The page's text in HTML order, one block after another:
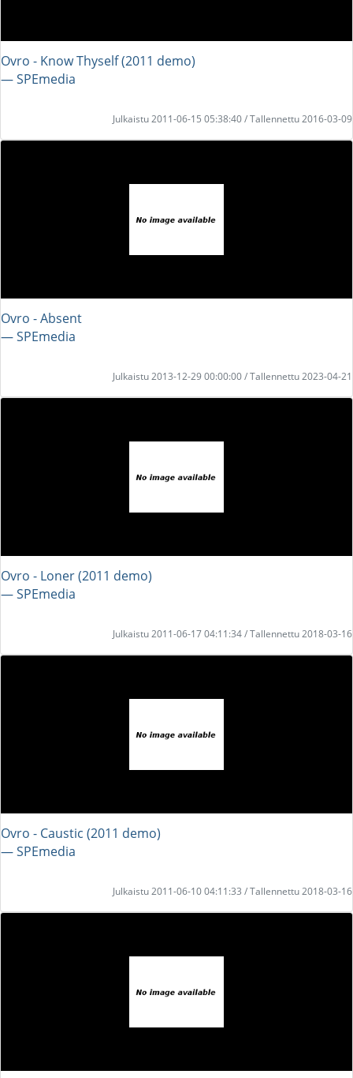
Ovro - Know Thyself (2011 demo)
― SPEmedia
Julkaistu 2011-06-15 05:38:40 / Tallennettu 2016-03-09
Ovro - Absent
― SPEmedia
Julkaistu 2013-12-29 00:00:00 / Tallennettu 2023-04-21
Ovro - Loner (2011 demo)
― SPEmedia
Julkaistu 2011-06-17 04:11:34 / Tallennettu 2018-03-16
Ovro - Caustic (2011 demo)
― SPEmedia
Julkaistu 2011-06-10 04:11:33 / Tallennettu 2018-03-16